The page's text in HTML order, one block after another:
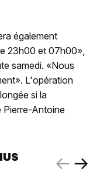
également
23h00 et 07h00»,
samedi. «Nous
L'opération
si la
Pierre-Antoine